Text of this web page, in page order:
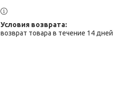
возврат товара в течение 14 дней